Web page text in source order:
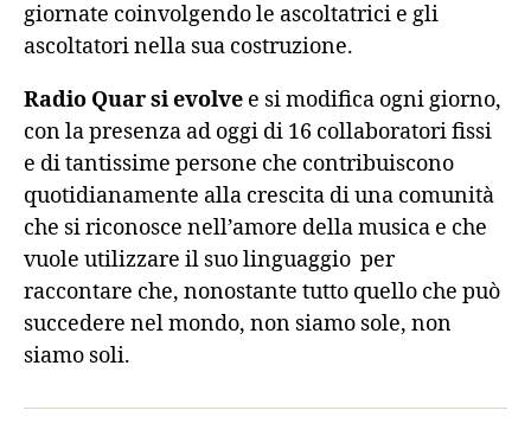
giornate coinvolgendo le ascoltatrici e gli
ascoltatori nella sua costruzione.
Radio Quar si evolve e si modifica ogni giorno,
con la presenza ad oggi di 16 collaboratori fissi
e di tantissime persone che contribuiscono
quotidianamente alla crescita di una comunità
che si riconosce nell’amore della musica e che
vuole utilizzare il suo linguaggio per
raccontare che, nonostante tutto quello che può
succedere nel mondo, non siamo sole, non
siamo soli.